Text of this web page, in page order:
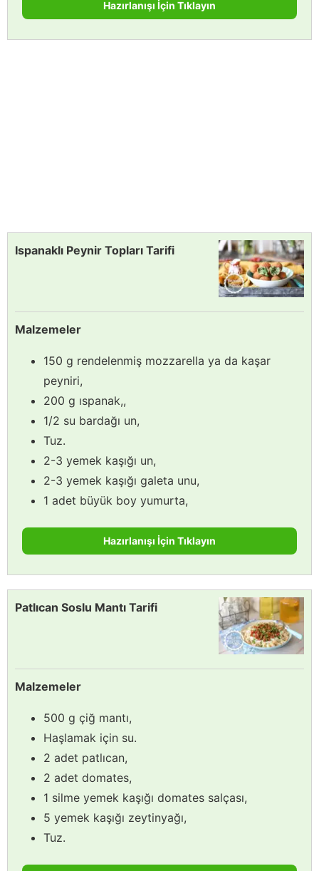
Hazırlanışı İçin Tıklayın
Ispanaklı Peynir Topları Tarifi
Malzemeler
150 g rendelenmiş mozzarella ya da kaşar
peyniri,
200 g ıspanak,,
1/2 su bardağı un,
Tuz.
2-3 yemek kaşığı un,
2-3 yemek kaşığı galeta unu,
1 adet büyük boy yumurta,
Hazırlanışı İçin Tıklayın
Patlıcan Soslu Mantı Tarifi
Malzemeler
500 g çiğ mantı,
Haşlamak için su.
2 adet patlıcan,
2 adet domates,
1 silme yemek kaşığı domates salçası,
5 yemek kaşığı zeytinyağı,
Tuz.